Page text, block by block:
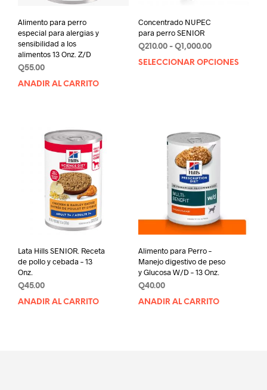
Alimento para perro
especial para alergias y
sensibilidad a los
alimentos 13 Onz. Z/D
Q55.00
AÑADIR AL CARRITO
Concentrado NUPEC
para perro SENIOR
Q210.00 - Q1,000.00Rango
de
SELECCIONAR OPCIONES
Lata Hills SENIOR. Receta
de pollo y cebada – 13
Onz.
Q45.00
AÑADIR AL CARRITO
Alimento para Perro –
Manejo digestivo de peso
y Glucosa W/D – 13 Onz.
Q40.00
AÑADIR AL CARRITO